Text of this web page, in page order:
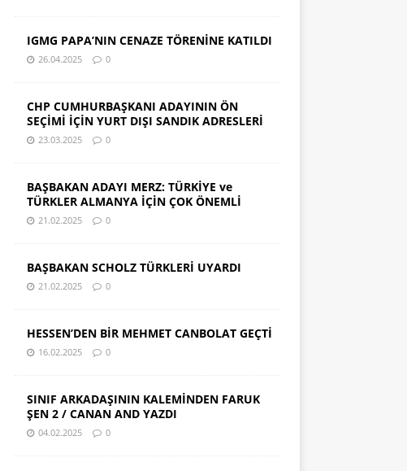
IGMG PAPA’NIN CENAZE TÖRENİNE KATILDI
26.04.2025 0
CHP CUMHURBAŞKANI ADAYININ ÖN
SEÇİMİ İÇİN YURT DIŞI SANDIK ADRESLERİ
23.03.2025 0
BAŞBAKAN ADAYI MERZ: TÜRKİYE ve
TÜRKLER ALMANYA İÇİN ÇOK ÖNEMLİ
21.02.2025 0
BAŞBAKAN SCHOLZ TÜRKLERİ UYARDI
21.02.2025 0
HESSEN’DEN BİR MEHMET CANBOLAT GEÇTİ
16.02.2025 0
SINIF ARKADAŞININ KALEMİNDEN FARUK
ŞEN 2 / CANAN AND YAZDI
04.02.2025 0